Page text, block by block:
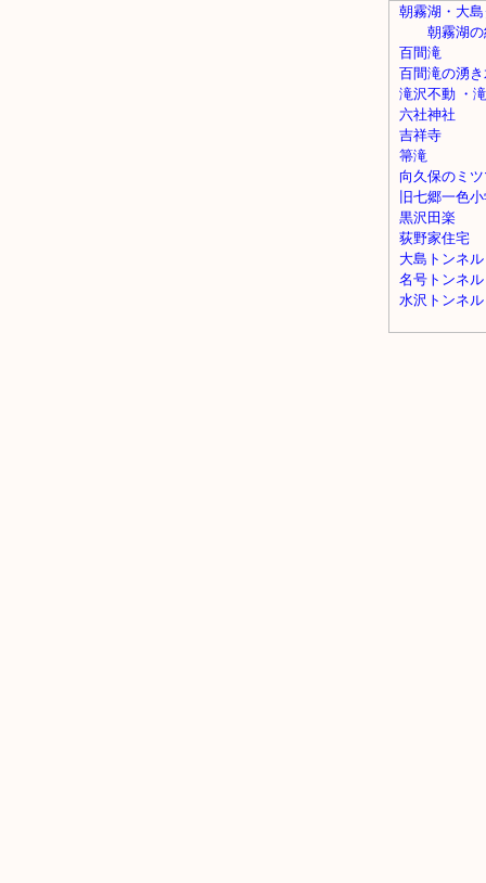
朝霧湖・大
朝霧湖
百間滝
百間滝の湧
滝沢不動 ・
六社神社
吉祥寺
箒滝
向久保のミ
旧七郷一色
黒沢田楽
荻野家住宅
大島トンネル
名号トンネル
水沢トンネル